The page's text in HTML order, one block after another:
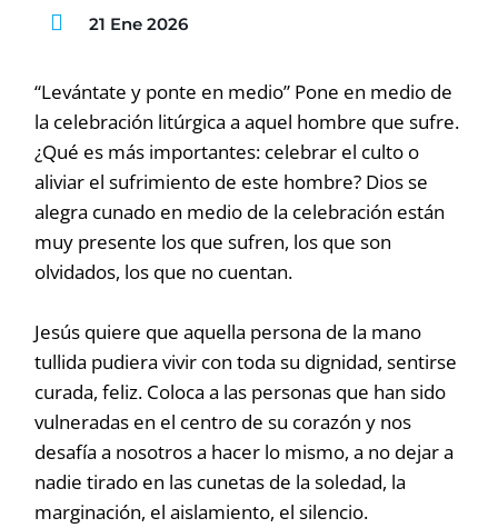
21 Ene 2026
“Levántate y ponte en medio” Pone en medio de
la celebración litúrgica a aquel hombre que sufre.
¿Qué es más importantes: celebrar el culto o
aliviar el sufrimiento de este hombre? Dios se
alegra cunado en medio de la celebración están
muy presente los que sufren, los que son
olvidados, los que no cuentan.
Jesús quiere que aquella persona de la mano
tullida pudiera vivir con toda su dignidad, sentirse
curada, feliz. Coloca a las personas que han sido
vulneradas en el centro de su corazón y nos
desafía a nosotros a hacer lo mismo, a no dejar a
nadie tirado en las cunetas de la soledad, la
marginación, el aislamiento, el silencio.